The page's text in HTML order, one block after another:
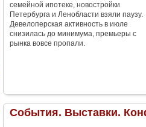
семейной ипотеке, новостройки
Петербурга и Ленобласти взяли паузу.
Девелоперская активность в июле
снизилась до минимума, премьеры с
рынка вовсе пропали.
События. Выставки.